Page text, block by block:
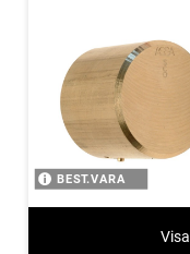
BEST.VARA
Visa